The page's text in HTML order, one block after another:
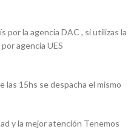
por la agencia DAC , si utilizas la
agencia UES
las 15hs se despacha el mismo
y la mejor atención Tenemos